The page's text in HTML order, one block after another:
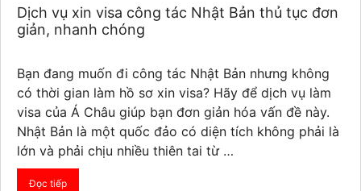
Dịch vụ xin visa công tác Nhật Bản thủ tục đơn
giản, nhanh chóng
Bạn đang muốn đi công tác Nhật Bản nhưng không
có thời gian làm hồ sơ xin visa? Hãy để dịch vụ làm
visa của Á Châu giúp bạn đơn giản hóa vấn đề này.
Nhật Bản là một quốc đảo có diện tích không phải là
lớn và phải chịu nhiều thiên tai từ …
Đọc tiếp